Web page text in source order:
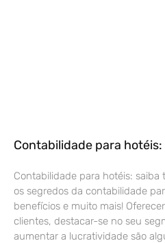
Contabilidade para
Contabilidade para hotéis: saiba
os segredos da contabilidade
benefícios e muito mais!
clientes, destacar-se no seu
aumentar a lucratividade são